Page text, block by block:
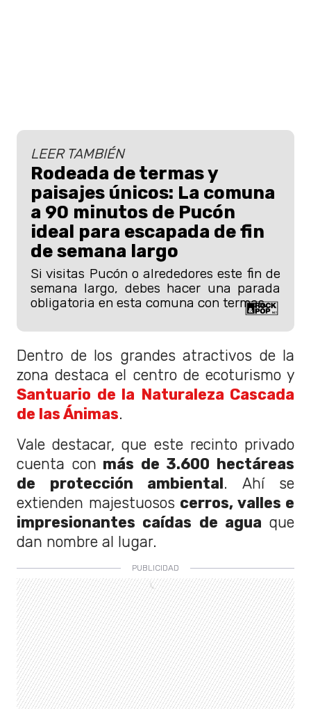
LEER TAMBIÉN
Rodeada de termas y
paisajes únicos: La comuna
a 90 minutos de Pucón
ideal para escapada de fin
de semana largo
Si visitas Pucón o alrededores este fin de
semana largo, debes hacer una parada
obligatoria en esta comuna con termas.
Dentro de los grandes atractivos de la
zona destaca el centro de ecoturismo y
Santuario de la Naturaleza Cascada
de las Ánimas.
Vale destacar, que este recinto privado
cuenta con más de 3.600 hectáreas
de protección ambiental. Ahí se
extienden majestuosos cerros, valles e
impresionantes caídas de agua que
dan nombre al lugar.